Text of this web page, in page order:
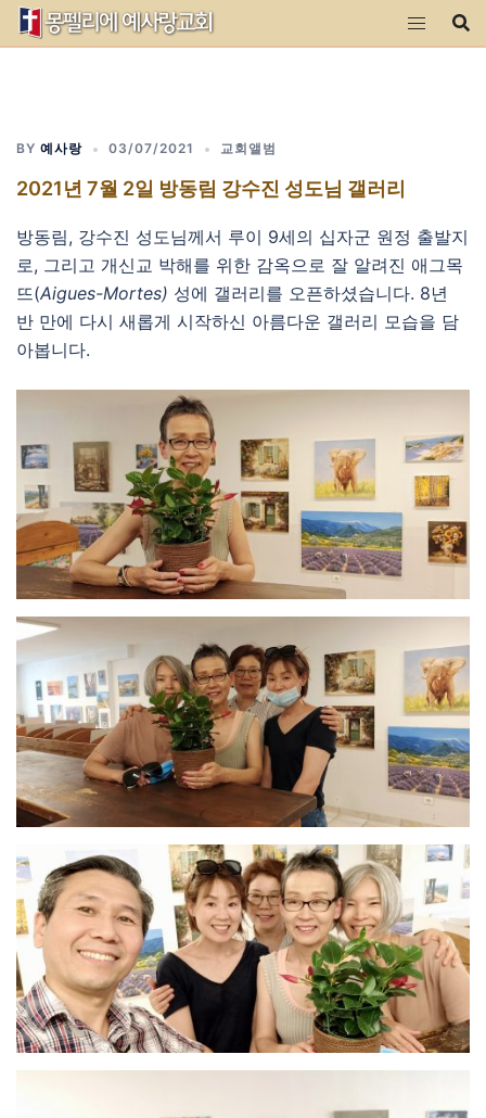
Skip
BY 예사랑 03/07/2021 교회앨범
2021년 7월 2일 방동림 강수진 성도님 갤러리
방동림, 강수진 성도님께서 루이 9세의 십자군 원정 출발지
로, 그리고 개신교 박해를 위한 감옥으로 잘 알려진 애그목
뜨(Aigues-Mortes) 성에 갤러리를 오픈하셨습니다. 8년
반 만에 다시 새롭게 시작하신 아름다운 갤러리 모습을 담
아봅니다.